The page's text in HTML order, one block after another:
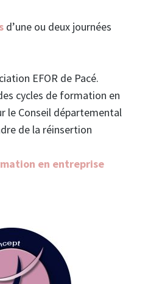
d’une ou deux journées
EFOR de Pacé.
cycles de formation en
le Conseil départemental
de la réinsertion
en entreprise